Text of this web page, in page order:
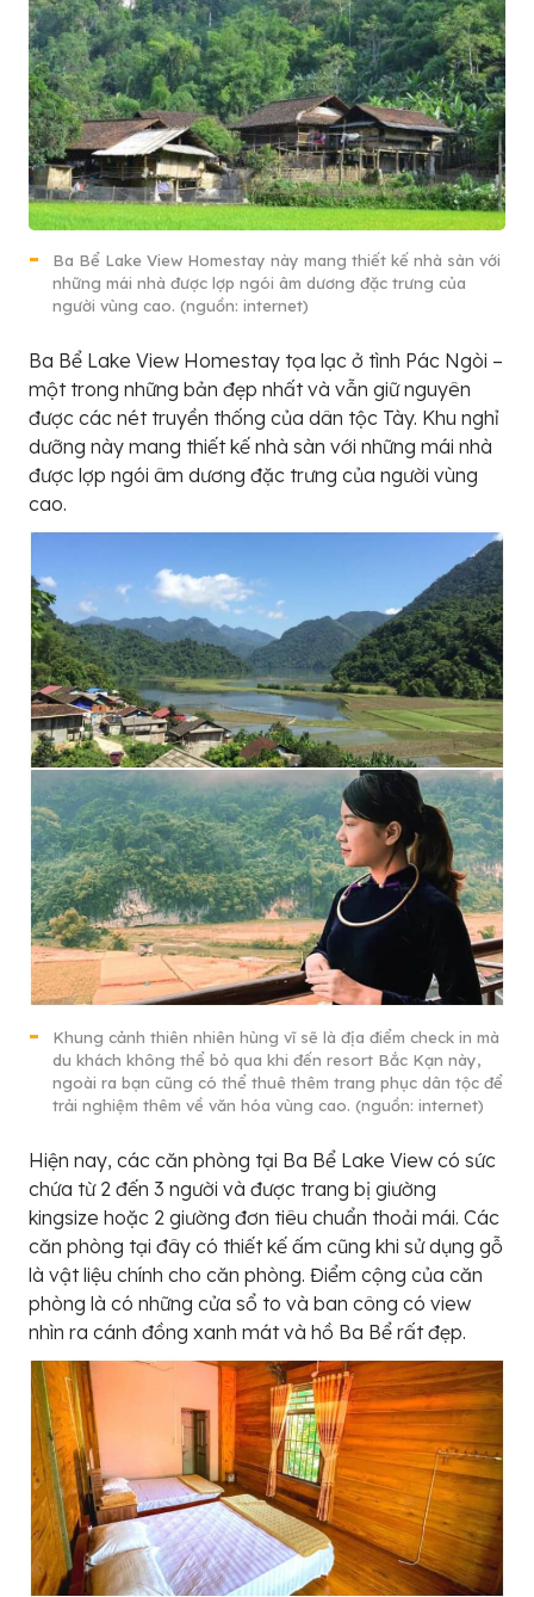
Ba Bể Lake View Homestay này mang thiết kế nhà sàn với
những mái nhà được lợp ngói âm dương đặc trưng của
người vùng cao. (nguồn: internet)
Ba Bể Lake View Homestay tọa lạc ở tình Pác Ngòi –
một trong những bản đẹp nhất và vẫn giữ nguyên
được các nét truyền thống của dân tộc Tày. Khu nghỉ
dưỡng này mang thiết kế nhà sàn với những mái nhà
được lợp ngói âm dương đặc trưng của người vùng
cao.
Khung cảnh thiên nhiên hùng vĩ sẽ là địa điểm check in mà
du khách không thể bỏ qua khi đến resort Bắc Kạn này,
ngoài ra bạn cũng có thể thuê thêm trang phục dân tộc để
trải nghiệm thêm về văn hóa vùng cao. (nguồn: internet)
Hiện nay, các căn phòng tại Ba Bể Lake View có sức
chứa từ 2 đến 3 người và được trang bị giường
kingsize hoặc 2 giường đơn tiêu chuẩn thoải mái. Các
căn phòng tại đây có thiết kế ấm cũng khi sử dụng gỗ
là vật liệu chính cho căn phòng. Điểm cộng của căn
phòng là có những cửa sổ to và ban công có view
nhìn ra cánh đồng xanh mát và hồ Ba Bể rất đẹp.